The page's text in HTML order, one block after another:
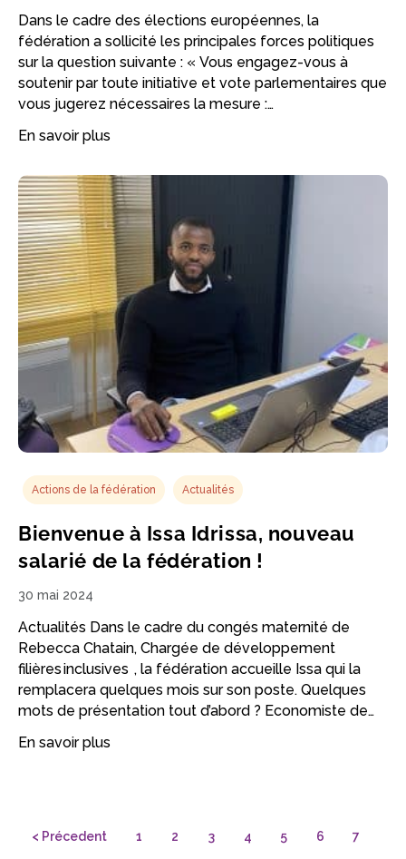
Dans le cadre des élections européennes, la
fédération a sollicité les principales forces politiques
sur la question suivante : « Vous engagez-vous à
soutenir par toute initiative et vote parlementaires que
vous jugerez nécessaires la mesure :…
En savoir plus
Actions de la fédération Actualités
Bienvenue à Issa Idrissa, nouveau
salarié de la fédération !
30 mai 2024
Actualités Dans le cadre du congés maternité de
Rebecca Chatain, Chargée de développement
filières inclusives ​ , la fédération accueille Issa qui la
remplacera quelques mois sur son poste. Quelques
mots de présentation tout d’abord ? Economiste de…
En savoir plus
< Précedent 1 2 3 4 5 6 7